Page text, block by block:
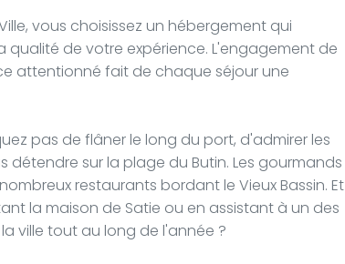
vous choisissez un hébergement qui
de votre expérience. L'engagement de
attentionné fait de chaque séjour une
pas de flâner le long du port, d'admirer les
sur la plage du Butin. Les gourmands
restaurants bordant le Vieux Bassin. Et
la maison de Satie ou en assistant à un des
ville tout au long de l'année ?